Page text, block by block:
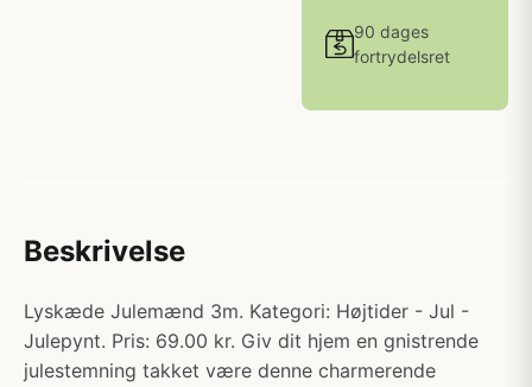
90 dages
fortrydelsret
Beskrivelse
Lyskæde Julemænd 3m. Kategori: Højtider - Jul -
Julepynt. Pris: 69.00 kr. Giv dit hjem en gnistrende
julestemning takket være denne charmerende